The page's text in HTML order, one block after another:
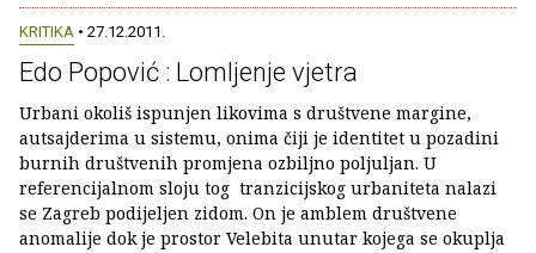
KRITIKA • 27.12.2011.
Edo Popović : Lomljenje vjetra
Urbani okoliš ispunjen likovima s društvene margine,
autsajderima u sistemu, onima čiji je identitet u pozadini
burnih društvenih promjena ozbiljno poljuljan. U
referencijalnom sloju tog tranzicijskog urbaniteta nalazi
se Zagreb podijeljen zidom. On je amblem društvene
anomalije dok je prostor Velebita unutar kojega se okuplja